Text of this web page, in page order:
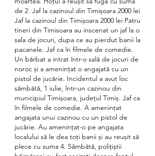
de 2. Jaf la cazinoul din Timișoara 2000 lei
Jaf la cazinoul din Timișoara 2000 lei Patru
tineri din Timisoara au inscenat un jaf la o
sala de jocuri, dupa ce au pierdut banii la
pacanele. Jaf ca în filmele de comedie.
Un bărbat a intrat într-o sală de jocuri de
noroc și a amenințat o angajată cu un
pistol de jucărie. Incidentul a avut loc
sâmbătă, 1 iulie, într-un cazinou din
municipiul Timișoara, județul Timiș. Jaf ca
în filmele de comedie. A amenințat
angajata unui cazinou cu un pistol de
jucărie. Au amenințat-o pe angajata
localului să le dea toți banii și au reușit să
plece cu suma 4. Sâmbătă, polițiștii